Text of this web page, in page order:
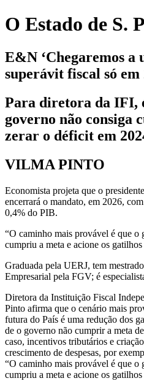
O Estado de S.
E&N ‘Chegaremos a
superávit fiscal só em
Para diretora da IFI,
governo não consiga
zerar o déficit em
VILMA PINTO
Economista projeta que o
encerrará o mandato, em 2026,
0,4% do PIB.
“O caminho mais provável é que o
cumpriu a meta e acione os
Graduada pela UERJ, tem
Empresarial pela FGV; é
Diretora da Instituição Fiscal
Pinto afirma que o cenário mais
futura do País é uma redução dos
de o governo não cumprir a meta
caso, incentivos tributários e
crescimento de despesas, por
“O caminho mais provável é que o
cumpriu a meta e acione os